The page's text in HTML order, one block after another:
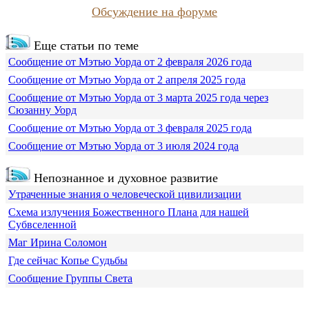
Обсуждение на форуме
Еще статьи по теме
Сообщение от Мэтью Уорда от 2 февраля 2026 года
Сообщение от Мэтью Уорда от 2 апреля 2025 года
Сообщение от Мэтью Уорда от 3 марта 2025 года через
Сюзанну Уорд
Сообщение от Мэтью Уорда от 3 февраля 2025 года
Сообщение от Мэтью Уорда от 3 июля 2024 года
Непознанное и духовное развитие
Утраченные знания о человеческой цивилизации
Схема излучения Божественного Плана для нашей
Субвселенной
Маг Ирина Соломон
Где сейчас Копье Судьбы
Сообщение Группы Света